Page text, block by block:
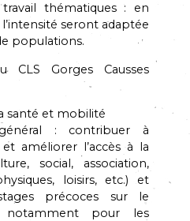
thématiques : en
seront adaptée
populations.
CLS Gorges Causses
santé et mobilité
: contribuer à
améliorer l’accès à la
social, association,
loisirs, etc.) et
précoces sur le
notamment pour les